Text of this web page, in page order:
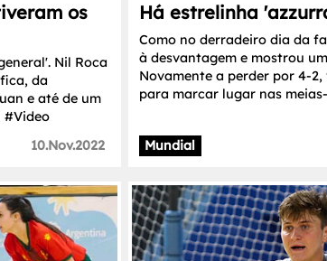
os
Nil Roca
da
e até de um
#Video
10.Nov.2022
Há estrelinha
Como no derradeiro dia da
à desvantagem e mostrou
Novamente a perder por 4-
para marcar lugar nas
Mundial